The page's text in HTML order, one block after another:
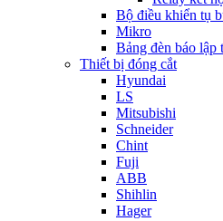
Bộ điều khiển tụ
Mikro
Bảng đèn báo
Thiết bị đóng cắt
Hyundai
LS
Mitsubishi
Schneider
Chint
Fuji
ABB
Shihlin
Hager